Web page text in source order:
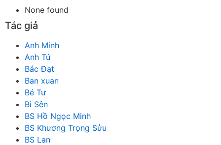
None found
Tác giả
Anh Minh
Anh Tú
Bác Đạt
Ban xuan
Bé Tư
Bi Sên
BS Hồ Ngọc Minh
BS Khương Trọng Sửu
BS Lan